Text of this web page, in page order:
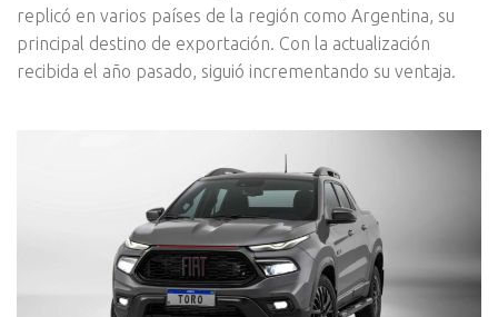
replicó en varios países de la región como Argentina, su
principal destino de exportación. Con la actualización
recibida el año pasado, siguió incrementando su ventaja.